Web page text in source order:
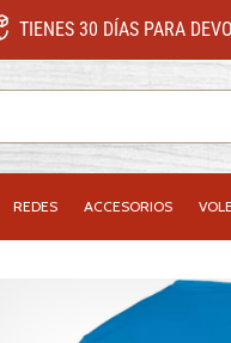
TIENES 30 DÍAS PARA
REDES ACCESORIOS